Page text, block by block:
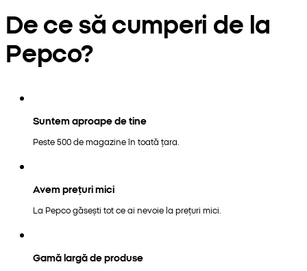
De ce să cumperi de la
Pepco?
Suntem aproape de tine
Peste 500 de magazine în toată țara.
Avem prețuri mici
La Pepco găsești tot ce ai nevoie la prețuri mici.
Gamă largă de produse